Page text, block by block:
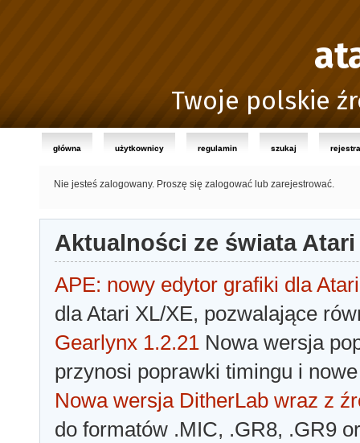
Twoje polskie
główna użytkownicy regulamin szukaj
Nie jesteś zalogowany. Proszę się zalogować lub zarejestrować.
Aktualności ze świata Atari
APE: nowy edytor grafiki dla Atari
dla Atari XL/XE, pozwalające
Gearlynx 1.2.21 Nowa wersja
przynosi poprawki timingu i
Nowa wersja DitherLab wraz z
do formatów .MIC, .GR8, .GR9